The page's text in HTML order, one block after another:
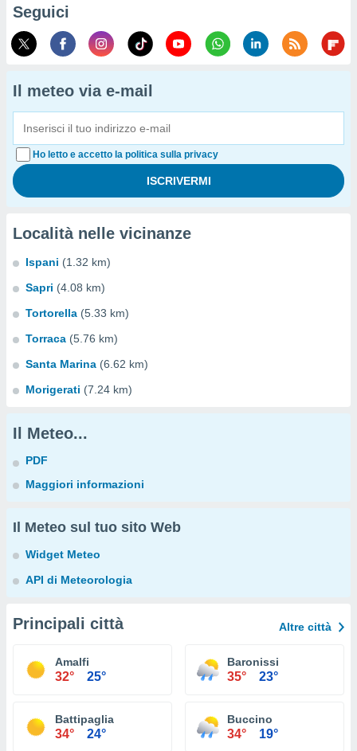
Seguici
Il meteo via e-mail
Ho letto e accetto la politica sulla privacy
Località nelle vicinanze
Ispani (1.32 km)
Sapri (4.08 km)
Tortorella (5.33 km)
Torraca (5.76 km)
Santa Marina (6.62 km)
Morigerati (7.24 km)
Il Meteo...
PDF
Maggiori informazioni
Il Meteo sul tuo sito Web
Widget Meteo
API di Meteorologia
Principali città Altre città
Amalfi
32° 25°
Baronissi
35° 23°
Battipaglia
34° 24°
Buccino
34° 19°